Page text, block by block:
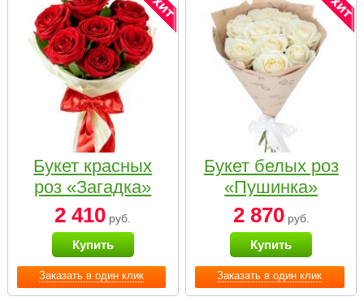
Заказать в один клик
Букет красных
роз «Загадка»
2 410 руб.
Купить
Заказать в один клик
Букет белых роз
«Пушинка»
2 870руб.
Купить